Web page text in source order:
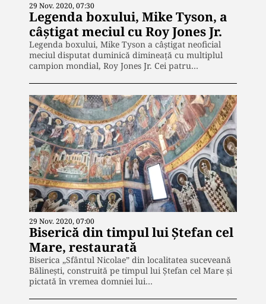
29 Nov. 2020, 07:30
Legenda boxului, Mike Tyson, a
câștigat meciul cu Roy Jones Jr.
Legenda boxului, Mike Tyson a câștigat neoficial
meciul disputat duminică dimineață cu multiplul
campion mondial, Roy Jones Jr. Cei patru…
29 Nov. 2020, 07:00
Biserică din timpul lui Ștefan cel
Mare, restaurată
Biserica „Sfântul Nicolae” din localitatea suceveană
Bălineşti, construită pe timpul lui Ștefan cel Mare și
pictată în vremea domniei lui…